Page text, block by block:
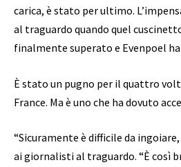
carica, è stato per ultimo.
al traguardo quando quel
finalmente superato e Evenpoel
È stato un pugno per il quattro
France. Ma è uno che ha dovuto
“Sicuramente è difficile da
ai giornalisti al traguardo. “È così